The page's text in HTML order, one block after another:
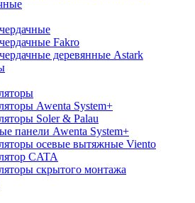
Fakro
деревянные Astark
Awenta System+
Soler & Palau
панели Awenta System+
осевые вытяжные Viento
CATA
скрытого монтажа